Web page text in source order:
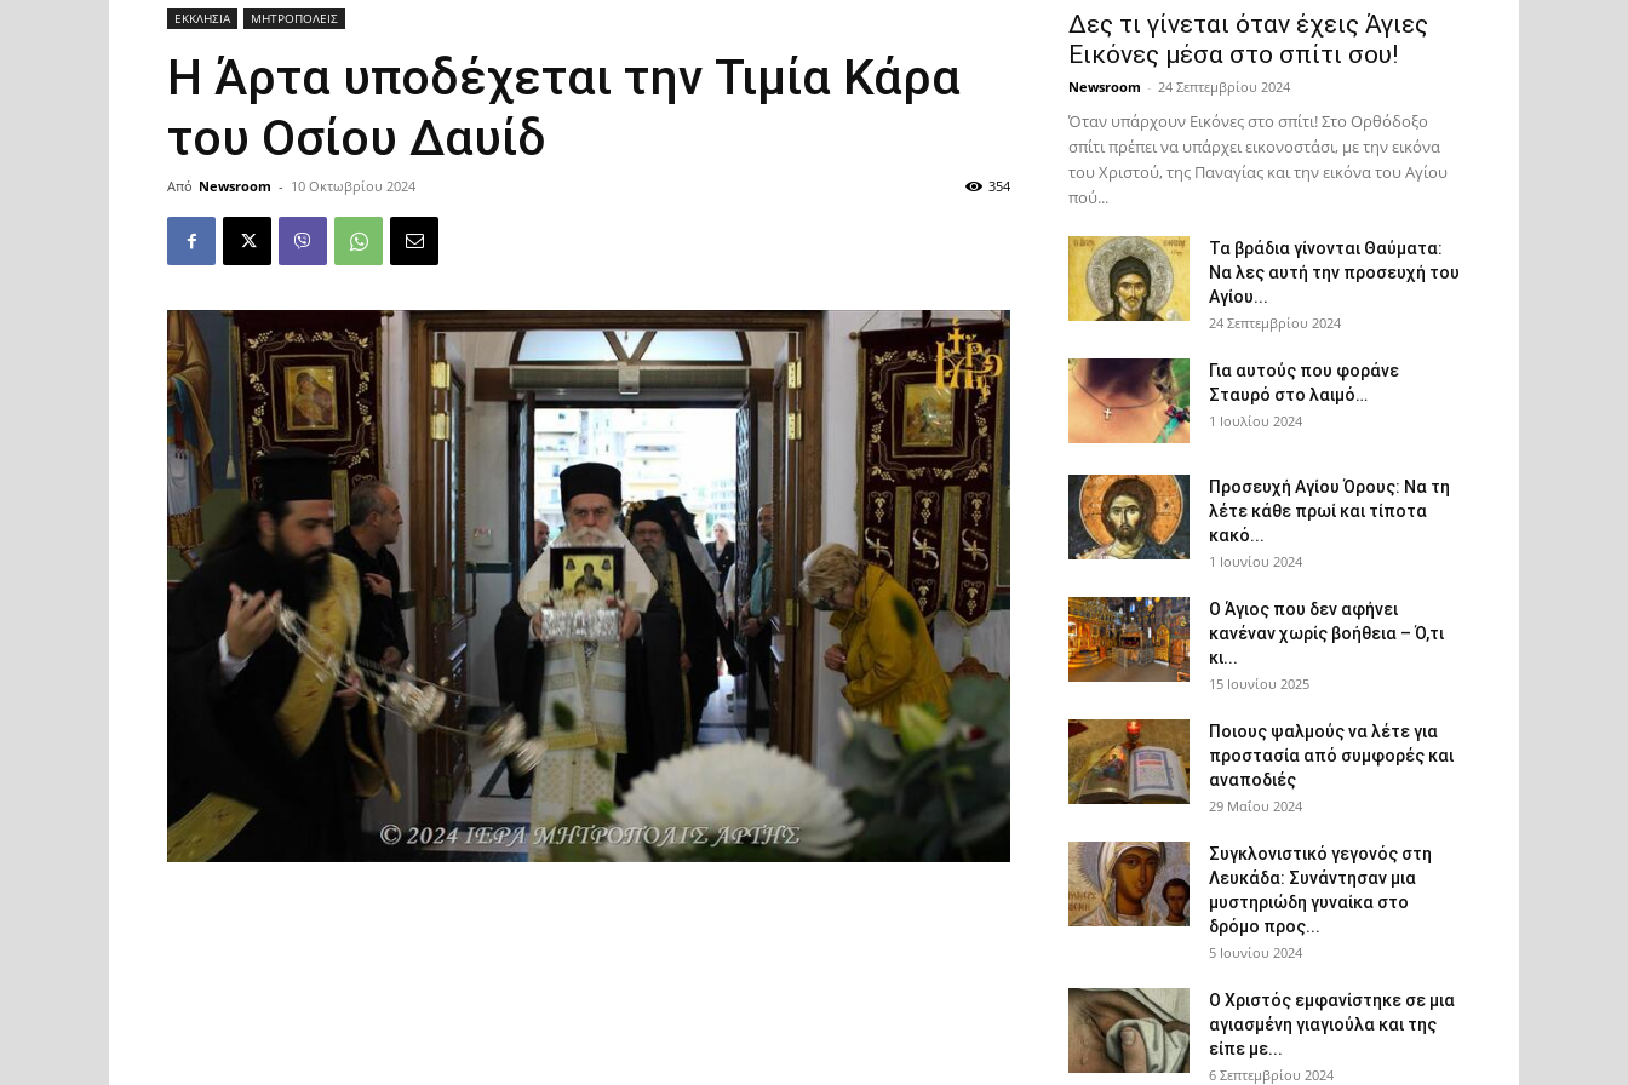
ΕΚΚΛΗΣΙΑ ΜΗΤΡΟΠΟΛΕΙΣ
Η Άρτα υποδέχεται την Τιμία Κάρα
του Οσίου Δαυίδ
Από Newsroom - 10 Οκτωβρίου 2024 354
Δες τι γίνεται όταν έχεις Άγιες
Εικόνες μέσα στο σπίτι σου!
Newsroom - 24 Σεπτεμβρίου 2024
Όταν υπάρχουν Εικόνες στο σπίτι! Στο Ορθόδοξο
σπίτι πρέπει να υπάρχει εικονοστάσι, με την εικόνα
του Χριστού, της Παν­αγίας και την εικόνα του Αγίου
πού...
Τα βράδια γίνονται Θαύματα:
Να λες αυτή την προσευχή του
Αγίου...
24 Σεπτεμβρίου 2024
Για αυτούς που φοράνε
Σταυρό στο λαιμό…
1 Ιουλίου 2024
Προσευχή Αγίου Όρους: Να τη
λέτε κάθε πρωί και τίποτα
κακό...
1 Ιουνίου 2024
Ο Άγιος που δεν αφήνει
κανέναν χωρίς βοήθεια – Ό,τι
κι...
15 Ιουνίου 2025
Ποιους ψαλμούς να λέτε για
προστασία από συμφορές και
αναποδιές
29 Μαΐου 2024
Συγκλονιστικό γεγονός στη
Λευκάδα: Συνάντησαν μια
μυστηριώδη γυναίκα στο
δρόμο προς...
5 Ιουνίου 2024
Ο Χριστός εμφανίστηκε σε μια
αγιασμένη γιαγιούλα και της
είπε με...
6 Σεπτεμβρίου 2024